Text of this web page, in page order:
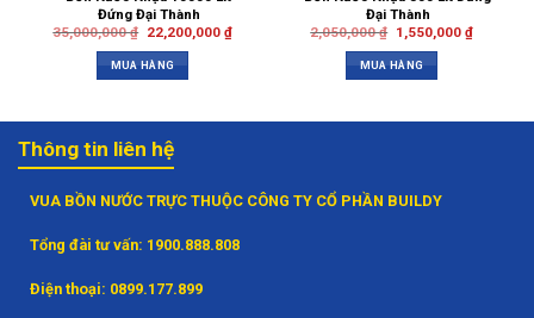
Đứng Đại Thành
35,000,000₫ 22,200,000 ₫
MUA HÀNG
Đại Thành
2,050,000₫ 1,550,000 ₫
MUA HÀNG
Thông tin liên hệ
VUA BỒN NƯỚC TRỰC THUỘC CÔNG TY CỔ PHẦN BUILDY
Tổng đài tư vấn: 1900.888.808
Điện thoại: 0899.177.899